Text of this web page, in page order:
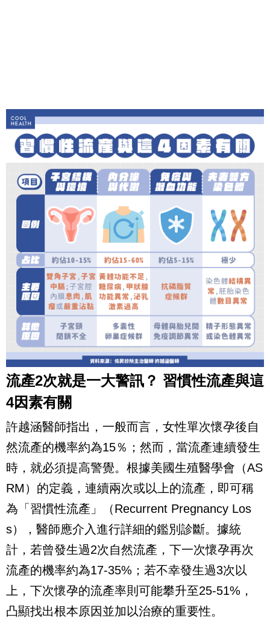
流產2次就是一大警訊？ 習慣性流產與這
4因素有關
許越涵醫師指出，一般而言，女性單次懷孕後自
然流產的機率約為15％；然而，當流產連續發生
時，就必須提高警覺。根據美國生殖醫學會（AS
RM）的定義，連續兩次或以上的流產，即可稱
為「習慣性流產」（Recurrent Pregnancy Los
s），醫師應介入進行詳細的鑑別診斷。據統
計，若曾發生過2次自然流產，下一次懷孕再次
流產的機率約為17-35%；若不幸發生過3次以
上，下次懷孕的流產率則可能攀升至25-51%，
凸顯找出根本原因並加以治療的重要性。